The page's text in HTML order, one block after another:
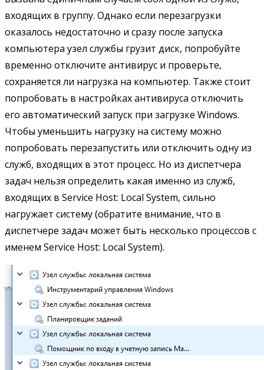
входящих в группу. Однако если перезагрузки
оказалось недостаточно и сразу после запуска
компьютера узел службы грузит диск, попробуйте
временно отключите антивирус и проверьте,
сохраняется ли нагрузка на компьютер. Также стоит
попробовать в настройках антивируса отключить
его автоматический запуск при загрузке Windows.
Чтобы уменьшить нагрузку на систему можно
попробовать перезапустить или отключить одну из
служб, входящих в этот процесс. Но из диспетчера
задач нельзя определить какая именно из служб,
входящих в Service Host: Local System, сильно
нагружает систему (обратите внимание, что в
диспетчере задач может быть несколько процессов с
именем Service Host: Local System).